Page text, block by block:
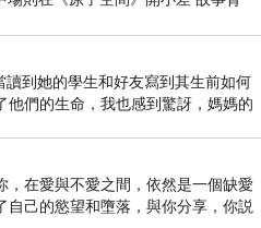
流亡 地下組織
到她的學生和好友寫到其生前如何
他們的生命，我也感到驚訝，媽媽的
，在愛與不愛之間，依然是一個缺愛
自己的慾望和墮落，與你分享，你説